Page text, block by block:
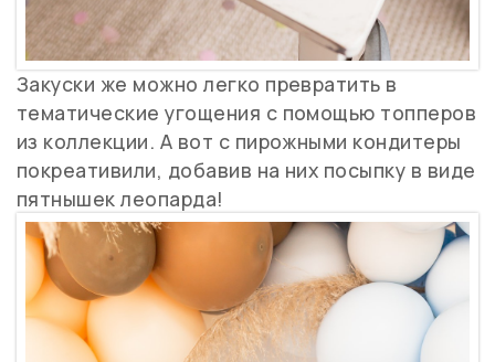
Закуски же можно легко превратить в
тематические угощения с помощью топперов
из коллекции. А вот с пирожными кондитеры
покреативили, добавив на них посыпку в виде
пятнышек леопарда!